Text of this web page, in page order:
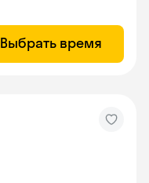
Выбрать время